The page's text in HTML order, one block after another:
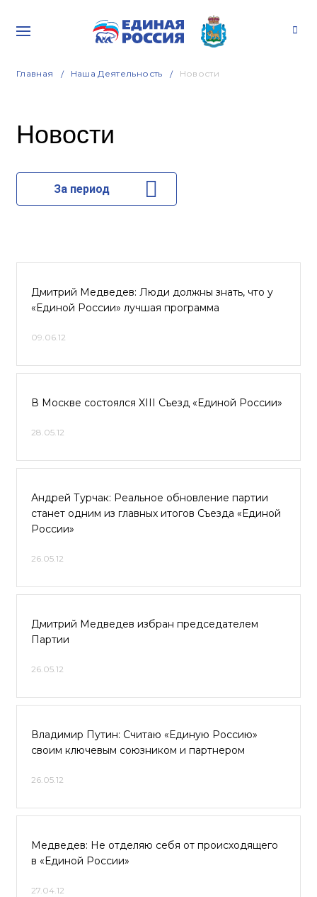
Главная Наша Деятельность Новости
Новости
За период
Дмитрий Медведев: Люди должны знать, что у
«Единой России» лучшая программа
09.06.12
В Москве состоялся XIII Съезд «Единой России»
28.05.12
Андрей Турчак: Реальное обновление партии
станет одним из главных итогов Съезда «Единой
России»
26.05.12
Дмитрий Медведев избран председателем
Партии
26.05.12
Владимир Путин: Считаю «Единую Россию»
своим ключевым союзником и партнером
26.05.12
Медведев: Не отделяю себя от происходящего
в «Единой России»
27.04.12